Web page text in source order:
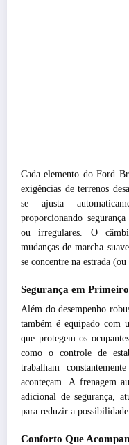
Cada elemento do Ford
exigências de terrenos
se ajusta
proporcionando
ou irregulares. O
mudanças de marcha
se concentre na estrada
Segurança em
Além do desempenho
também é equipado com
que protegem os
como o controle de
trabalham
aconteçam. A frenagem
adicional de segurança,
para reduzir a possibilidade
Conforto Que